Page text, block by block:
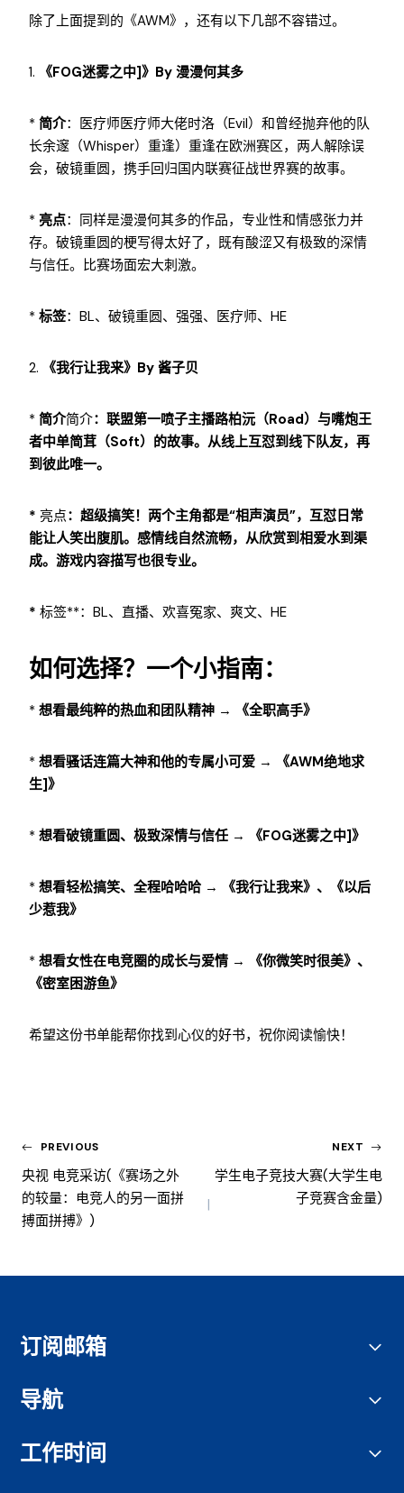
除了上面提到的《AWM》，还有以下几部不容错过。
1. 《FOG迷雾之中]》by 漫漫何其多
* 简介：医疗师医疗师大佬时洛（Evil）和曾经抛弃他的队
长余邃（Whisper）重逢）重逢在欧洲赛区，两人解除误
会，破镜重圆，携手回归国内联赛征战世界赛的故事。
* 亮点：同样是漫漫何其多的作品，专业性和情感张力并
存。破镜重圆的梗写得太好了，既有酸涩又有极致的深情
与信任。比赛场面宏大刺激。
* 标签：BL、破镜重圆、强强、医疗师、HE
2. 《我行让我来》by 酱子贝
* 简介简介：联盟第一喷子主播路柏沅（Road）与嘴炮王
者中单简茸（Soft）的故事。从线上互怼到线下队友，再
到彼此唯一。
* 亮点：超级搞笑！两个主角都是“相声演员”，互怼日常
能让人笑出腹肌。感情线自然流畅，从欣赏到相爱水到渠
成。游戏内容描写也很专业。
* 标签**：BL、直播、欢喜冤家、爽文、HE
如何选择？一个小指南：
* 想看最纯粹的热血和团队精神 → 《全职高手》
* 想看骚话连篇大神和他的专属小可爱 →
《AWM绝地求
生]》
* 想看破镜重圆、极致深情与信任 → 《FOG迷雾之中]》
* 想看轻松搞笑、全程哈哈哈 →
《我行让我来》、《以后
少惹我》
* 想看女性在电竞圈的成长与爱情 →
《你微笑时很美》、
《密室困游鱼》
希望这份书单能帮你找到心仪的好书，祝你阅读愉快！
PREVIOUS
央视 电竞采访(《赛场之外
的较量：电竞人的另一面拼
搏面拼搏》)
NEXT
学生电子竞技大赛(大学生电
子竞赛含金量)
订阅邮箱
导航
工作时间